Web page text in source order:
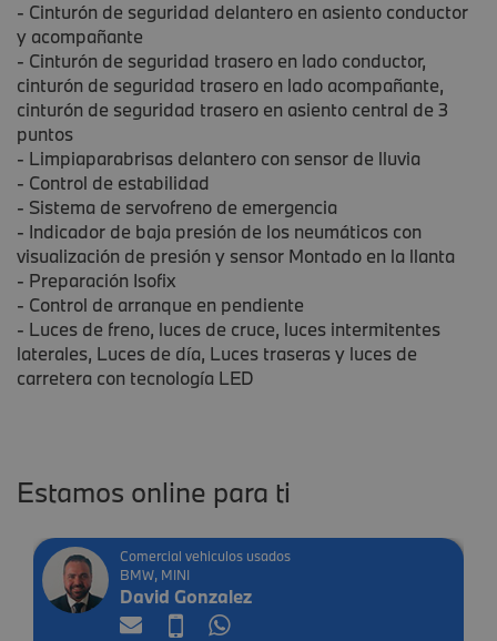
- Cinturón de seguridad delantero en asiento conductor
y acompañante
- Cinturón de seguridad trasero en lado conductor,
cinturón de seguridad trasero en lado acompañante,
cinturón de seguridad trasero en asiento central de 3
puntos
- Limpiaparabrisas delantero con sensor de lluvia
- Control de estabilidad
- Sistema de servofreno de emergencia
- Indicador de baja presión de los neumáticos con
visualización de presión y sensor Montado en la llanta
- Preparación Isofix
- Control de arranque en pendiente
- Luces de freno, luces de cruce, luces intermitentes
laterales, Luces de día, Luces traseras y luces de
carretera con tecnología LED
Estamos online para ti
Comercial vehiculos usados
BMW, MINI
David Gonzalez